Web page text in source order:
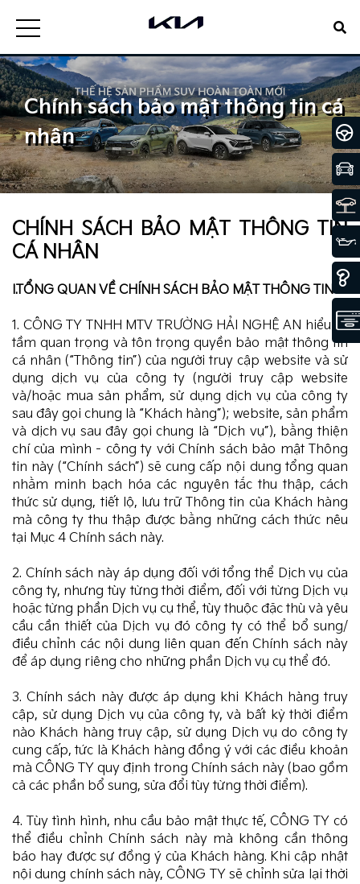
Chính sách bảo mật thông tin cá
nhân
CHÍNH SÁCH BẢO MẬT THÔNG TIN
CÁ NHÂN
I.TỔNG QUAN VỀ CHÍNH SÁCH BẢO MẬT THÔNG TIN
1. CÔNG TY TNHH MTV TRƯỜNG HẢI NGHỆ AN hiểu rõ
tầm quan trọng và tôn trọng quyền bảo mật thông tin
cá nhân (“Thông tin”) của người truy cập website và sử
dụng dịch vụ của công ty (người truy cập website
và/hoặc mua sản phẩm, sử dụng dịch vụ của công ty
sau đây gọi chung là “Khách hàng”); website, sản phẩm
và dịch vụ sau đây gọi chung là “Dịch vụ”), bằng thiện
chí của mình - công ty với Chính sách bảo mật Thông
tin này (“Chính sách”) sẽ cung cấp nội dung tổng quan
nhằm minh bạch hóa các nguyên tắc thu thập, cách
thức sử dụng, tiết lộ, lưu trữ Thông tin của Khách hàng
mà công ty thu thập được bằng những cách thức nêu
tại Mục 4 Chính sách này.
2. Chính sách này áp dụng đối với tổng thể Dịch vụ của
công ty, nhưng tùy từng thời điểm, đối với từng Dịch vụ
hoặc từng phần Dịch vụ cụ thể, tùy thuộc đặc thù và yêu
cầu cần thiết của Dịch vụ đó công ty có thể bổ sung/
điều chỉnh các nội dung liên quan đến Chính sách này
để áp dụng riêng cho những phần Dịch vụ cụ thể đó.
3. Chính sách này được áp dụng khi Khách hàng truy
cập, sử dụng Dịch vụ của công ty, và bất kỳ thời điểm
nào Khách hàng truy cập, sử dụng Dịch vụ do công ty
cung cấp, tức là Khách hàng đồng ý với các điều khoản
mà CÔNG TY quy định trong Chính sách này (bao gồm
cả các phần bổ sung, sửa đổi tùy từng thời điểm).
4. Tùy tình hình, nhu cầu bảo mật thực tế, CÔNG TY có
thể điều chỉnh Chính sách này mà không cần thông
báo hay được sự đồng ý của Khách hàng. Khi cập nhật
nội dung chính sách này, CÔNG TY sẽ chỉnh sửa lại thời